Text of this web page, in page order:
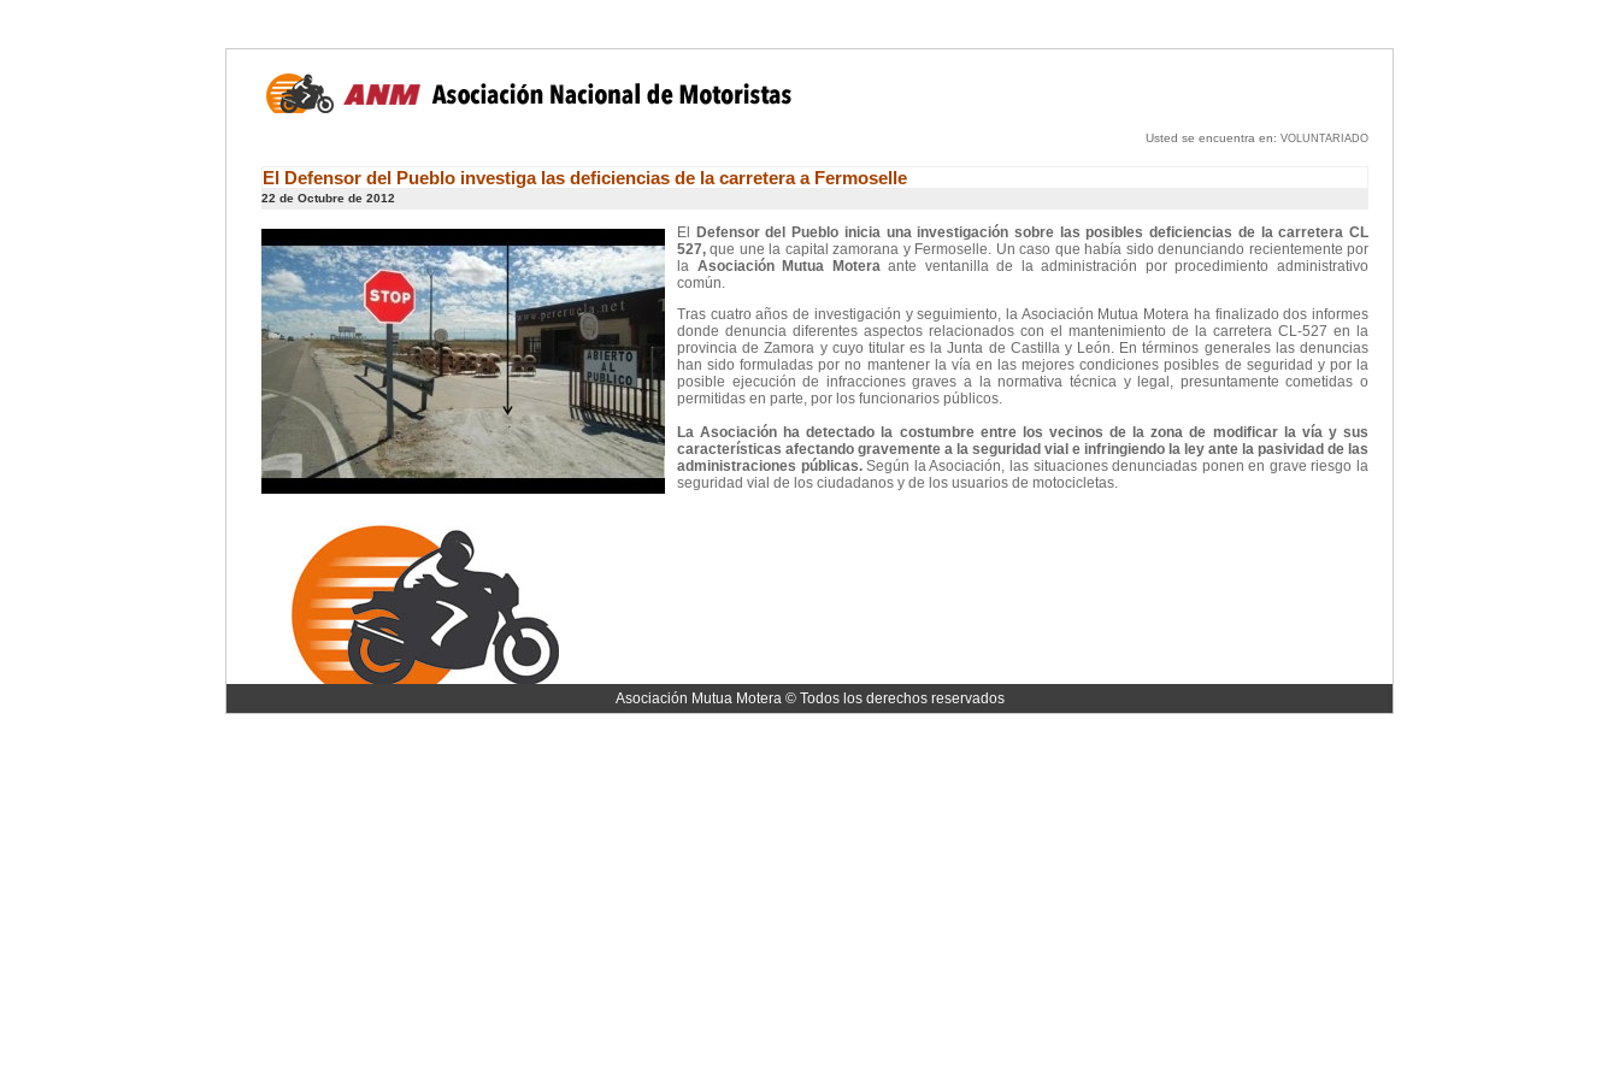
Usted se encuentra en: VOLUNTARIADO
El Defensor del Pueblo investiga las deficiencias de la carretera a Fermoselle
22 de Octubre de 2012
El
Defensor del Pueblo inicia una investigación sobre las posibles deficiencias de la carretera CL
527, que une la capital zamorana y Fermoselle. Un caso que había sido denunciando recientemente por
la Asociación Mutua Moteraante ventanilla de la administración por procedimiento administrativo
común.
Tras cuatro años de investigación y seguimiento, la Asociación Mutua Motera ha finalizado dos informes
donde denuncia diferentes aspectos relacionados con el mantenimiento de la carretera CL-527 en la
provincia de Zamora y cuyo titular es la Junta de Castilla y León. En términos generales las denuncias
han sido formuladas por no mantener la vía en las mejores condiciones posibles de seguridad y por la
posible ejecución de infracciones graves a la normativa técnica y legal, presuntamente cometidas o
permitidas en parte, por los funcionarios públicos.
La Asociación ha detectado la costumbre entre los vecinos de la zona de modificar la vía y sus
características afectando gravemente a la seguridad vial e infringiendo la ley ante la pasividad de las
administraciones públicas.Según la Asociación, las situaciones denunciadas ponen en grave riesgo la
seguridad vial de los ciudadanos y de los usuarios de motocicletas.
Asociación Mutua Motera © Todos los derechos reservados